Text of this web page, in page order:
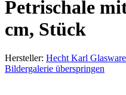
Petrischale
cm, Stück
Hersteller: Hecht Karl
Bildergalerie überspringen